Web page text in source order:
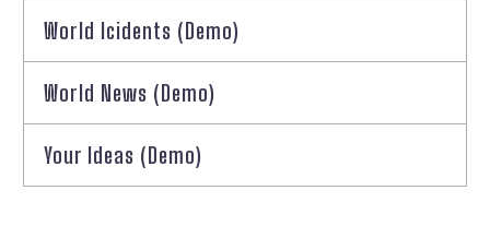
World Icidents (Demo)
World News (Demo)
Your Ideas (Demo)